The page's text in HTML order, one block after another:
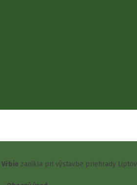
Vŕbie zanikla pri výstavbe priehrady